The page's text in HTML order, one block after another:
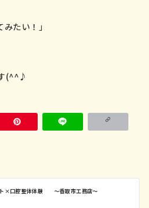
たい！」
(^^♪
ト×口腔整体体験 ～香取市工務店～